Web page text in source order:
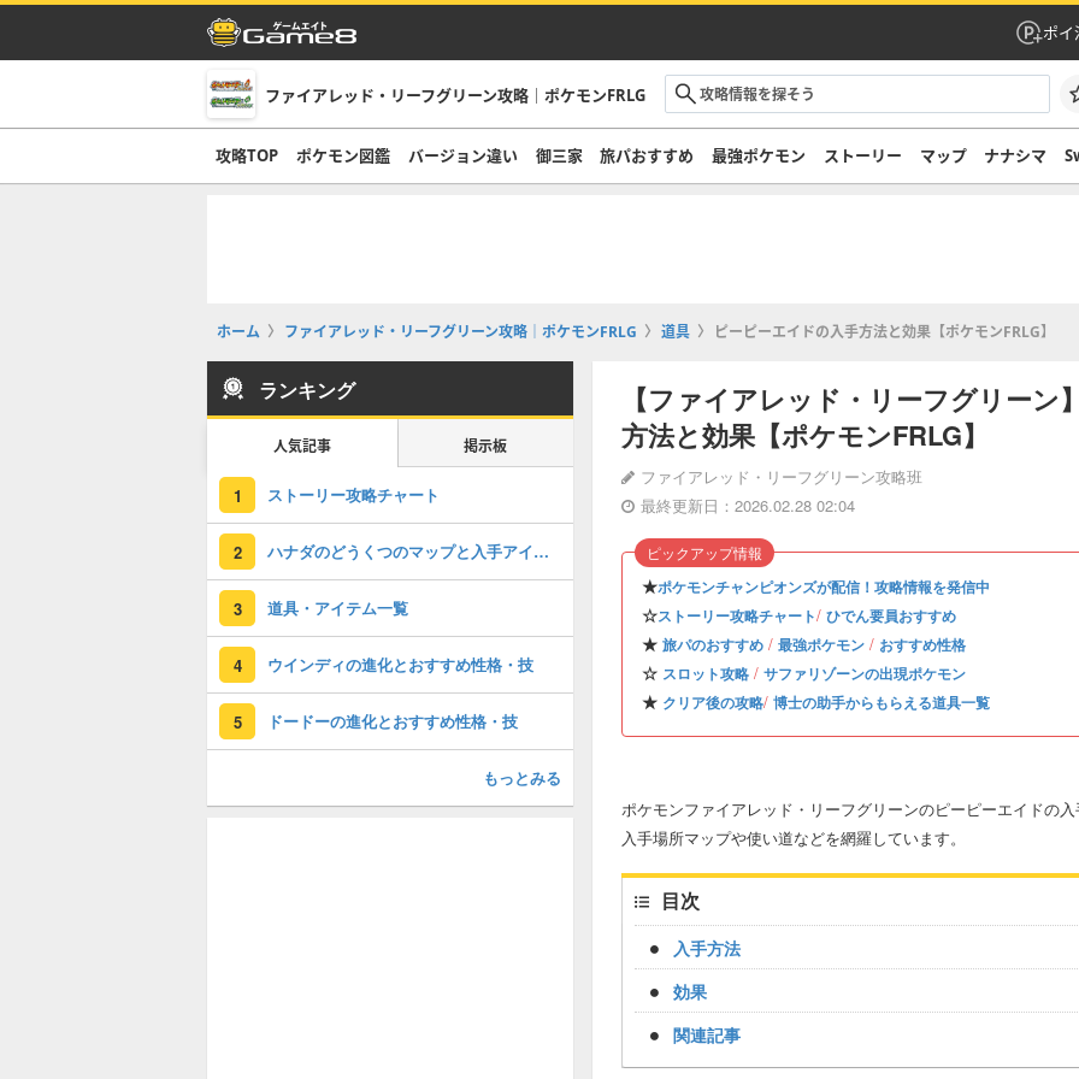
ポイ
ファイアレッド・リーフグリーン攻略｜ポケモンFRLG
攻略TOP ポケモン図鑑 バージョン違い 御三家 旅パおすすめ 最強ポケモン ストーリー マップ ナナシマ
ホーム ファイアレッド・リーフグリーン攻略｜ポケモンFRLG 道具 ピーピーエイドの入手方法と効果【ポケモンFRLG】
【ファイアレッド・リーフグリーン
方法と効果【ポケモンFRLG】
ファイアレッド・リーフグリーン攻略班
最終更新日：2026.02.28 02:04
★ポケモンチャンピオンズが配信！攻略情報を発信中
☆ストーリー攻略チャート/ ひでん要員おすすめ
★ 旅パのおすすめ / 最強ポケモン / おすすめ性格
☆ スロット攻略 / サファリゾーンの出現ポケモン
★ クリア後の攻略/ 博士の助手からもらえる道具一覧
ピックアップ情報
ポケモンファイアレッド・リーフグリーンのピーピーエイドの
入手場所マップや使い道などを網羅しています。
目次
入手方法
効果
関連記事
ランキング
人気記事 掲示板
1 ストーリー攻略チャート
2 ハナダのどうくつのマップと入手アイテム
3 道具・アイテム一覧
4 ウインディの進化とおすすめ性格・技
5 ドードーの進化とおすすめ性格・技
もっとみる